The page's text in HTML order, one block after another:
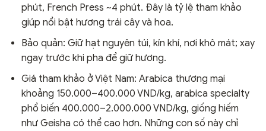
phút, French Press ~4 phút. Đây là tỷ lệ tham khảo
giúp nổi bật hương trái cây và hoa.
Bảo quản: Giữ hạt nguyên túi, kín khí, nơi khô mát; xay
ngay trước khi pha để giữ hương.
Giá tham khảo ở Việt Nam: Arabica thương mại
khoảng 150.000–400.000 VND/kg, arabica specialty
phổ biến 400.000–2.000.000 VND/kg, giống hiếm
như Geisha có thể cao hơn. Những con số này chỉ